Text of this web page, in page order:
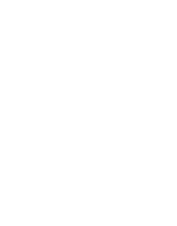
auf einem Endgerät
von Werbeanzeigen
Werbung
Werbung